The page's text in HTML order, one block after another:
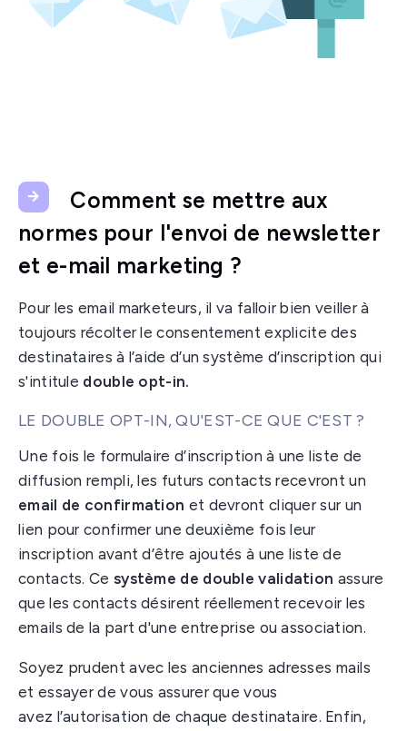
Comment se mettre aux
normes pour l'envoi de newsletter
et e-mail marketing ?
Pour les email marketeurs, il va falloir bien veiller à
toujours récolter le consentement explicite des
destinataires à l’aide d’un système d’inscription qui
s'intitule double opt-in.
LE DOUBLE OPT-IN, QU'EST-CE QUE C'EST ?
Une fois le formulaire d’inscription à une liste de
diffusion rempli, les futurs contacts recevront un
email de confirmation et devront cliquer sur un
lien pour confirmer une deuxième fois leur
inscription avant d’être ajoutés à une liste de
contacts. Ce système de double validation assure
que les contacts désirent réellement recevoir les
emails de la part d'une entreprise ou association.
Soyez prudent avec les anciennes adresses mails
et essayer de vous assurer que vous
avez l’autorisation de chaque destinataire. Enfin,